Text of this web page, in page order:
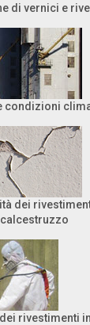
di vernici e
condizioni
dei
calcestruzzo
rivestimenti